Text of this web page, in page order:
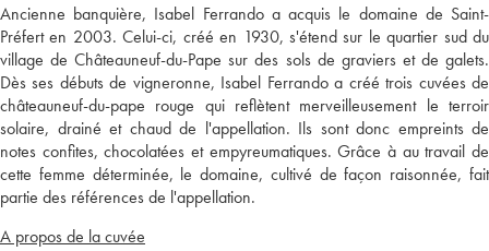
Ancienne banquière, Isabel Ferrando a acquis le domaine de Saint-
Préfert en 2003. Celui-ci, créé en 1930, s'étend sur le quartier sud du
village de Châteauneuf-du-Pape sur des sols de graviers et de galets.
Dès ses débuts de vigneronne, Isabel Ferrando a créé trois cuvées de
châteauneuf-du-pape rouge qui reflètent merveilleusement le terroir
solaire, drainé et chaud de l'appellation. Ils sont donc empreints de
notes confites, chocolatées et empyreumatiques. Grâce à au travail de
cette femme déterminée, le domaine, cultivé de façon raisonnée, fait
partie des références de l'appellation.
A propos de la cuvée